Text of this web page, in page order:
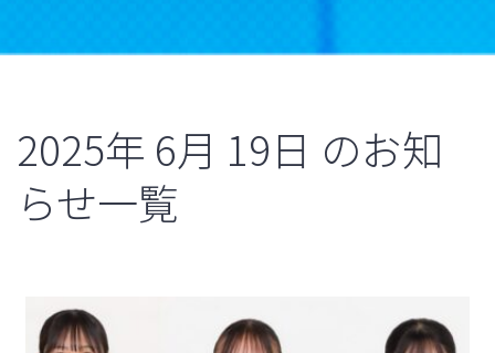
2025年 6月 19日 のお知
らせ一覧